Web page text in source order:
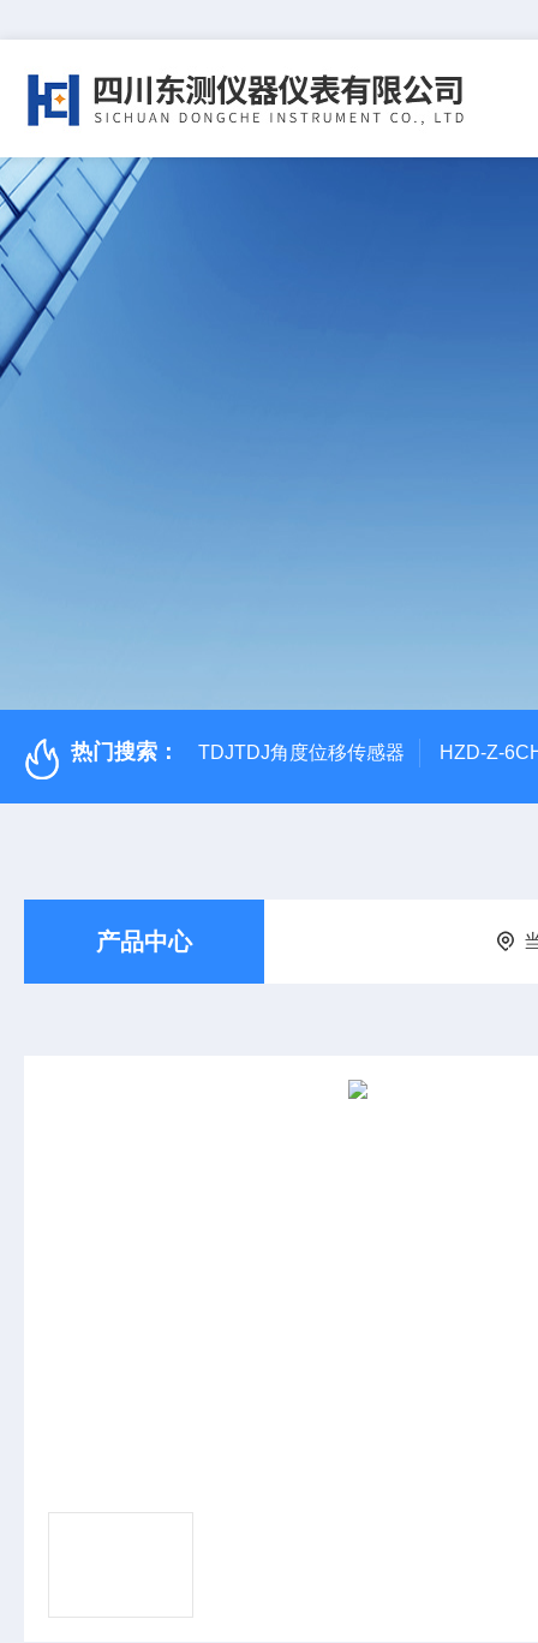
热门搜索： TDJTDJ角度位移传感器 HZD-Z-
产品中心